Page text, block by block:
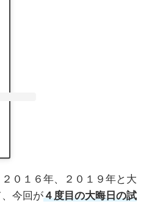
０１６年、２０１９年と大
今回が４度目の大晦日の試